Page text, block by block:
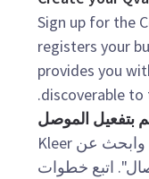
Sign up for the
registers your
provides you
discoverable
بتفعيل الموصل
انتقل إلى "الإعدادات" ثم "التكاملات"، وابحث عن Kleer
اتبع خطوات